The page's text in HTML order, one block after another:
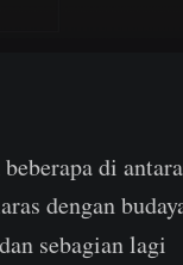
di
dengan
sebagian lagi